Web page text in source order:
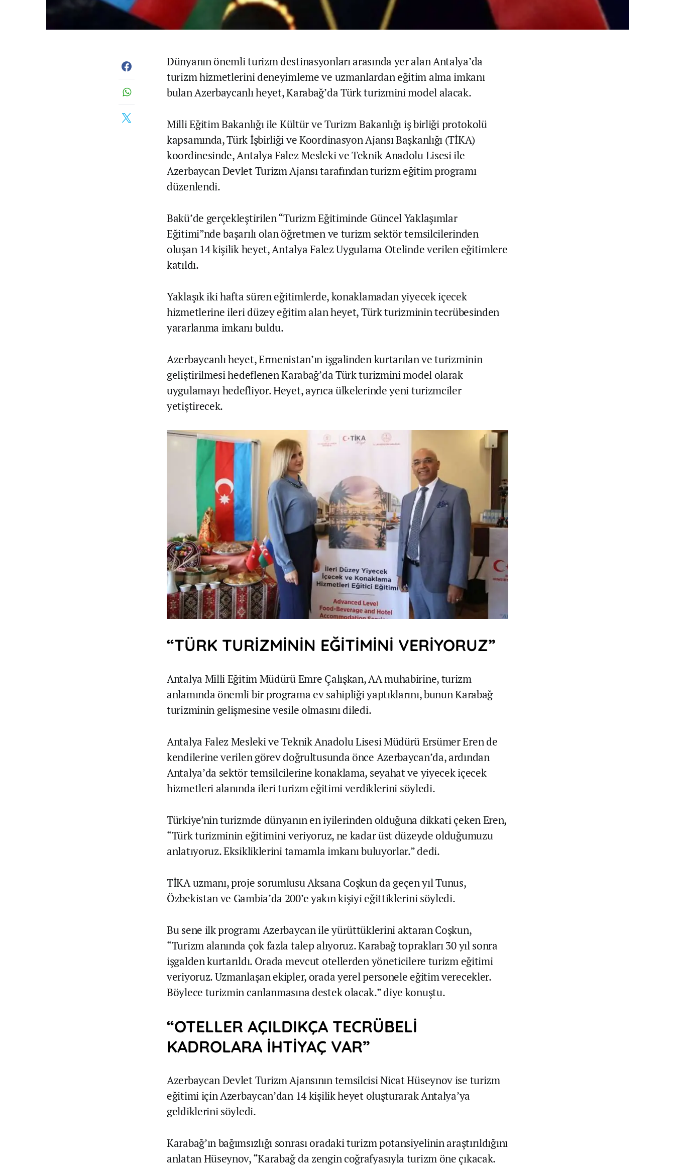
Dünyanın önemli turizm destinasyonları arasında yer alan Antalya’da
turizm hizmetlerini deneyimleme ve uzmanlardan eğitim alma imkanı
bulan Azerbaycanlı heyet, Karabağ’da Türk turizmini model alacak.
Milli Eğitim Bakanlığı ile Kültür ve Turizm Bakanlığı iş birliği protokolü
kapsamında, Türk İşbirliği ve Koordinasyon Ajansı Başkanlığı (TİKA)
koordinesinde, Antalya Falez Mesleki ve Teknik Anadolu Lisesi ile
Azerbaycan Devlet Turizm Ajansı tarafından turizm eğitim programı
düzenlendi.
Bakü’de gerçekleştirilen “Turizm Eğitiminde Güncel Yaklaşımlar
Eğitimi”nde başarılı olan öğretmen ve turizm sektör temsilcilerinden
oluşan 14 kişilik heyet, Antalya Falez Uygulama Otelinde verilen eğitimlere
katıldı.
Yaklaşık iki hafta süren eğitimlerde, konaklamadan yiyecek içecek
hizmetlerine ileri düzey eğitim alan heyet, Türk turizminin tecrübesinden
yararlanma imkanı buldu.
Azerbaycanlı heyet, Ermenistan’ın işgalinden kurtarılan ve turizminin
geliştirilmesi hedeflenen Karabağ’da Türk turizmini model olarak
uygulamayı hedefliyor. Heyet, ayrıca ülkelerinde yeni turizmciler
yetiştirecek.
“TÜRK TURİZMİNİN EĞİTİMİNİ VERİYORUZ”
Antalya Milli Eğitim Müdürü Emre Çalışkan, AA muhabirine, turizm
anlamında önemli bir programa ev sahipliği yaptıklarını, bunun Karabağ
turizminin gelişmesine vesile olmasını diledi.
Antalya Falez Mesleki ve Teknik Anadolu Lisesi Müdürü Ersümer Eren de
kendilerine verilen görev doğrultusunda önce Azerbaycan’da, ardından
Antalya’da sektör temsilcilerine konaklama, seyahat ve yiyecek içecek
hizmetleri alanında ileri turizm eğitimi verdiklerini söyledi.
Türkiye’nin turizmde dünyanın en iyilerinden olduğuna dikkati çeken Eren,
“Türk turizminin eğitimini veriyoruz, ne kadar üst düzeyde olduğumuzu
anlatıyoruz. Eksikliklerini tamamla imkanı buluyorlar.” dedi.
TİKA uzmanı, proje sorumlusu Aksana Coşkun da geçen yıl Tunus,
Özbekistan ve Gambia’da 200’e yakın kişiyi eğittiklerini söyledi.
Bu sene ilk programı Azerbaycan ile yürüttüklerini aktaran Coşkun,
“Turizm alanında çok fazla talep alıyoruz. Karabağ toprakları 30 yıl sonra
işgalden kurtarıldı. Orada mevcut otellerden yöneticilere turizm eğitimi
veriyoruz. Uzmanlaşan ekipler, orada yerel personele eğitim verecekler.
Böylece turizmin canlanmasına destek olacak.” diye konuştu.
“OTELLER AÇILDIKÇA TECRÜBELİ
KADROLARA İHTİYAÇ VAR”
Azerbaycan Devlet Turizm Ajansının temsilcisi Nicat Hüseynov ise turizm
eğitimi için Azerbaycan’dan 14 kişilik heyet oluşturarak Antalya’ya
geldiklerini söyledi.
Karabağ’ın bağımsızlığı sonrası oradaki turizm potansiyelinin araştırıldığını
anlatan Hüseynov, “Karabağ da zengin coğrafyasıyla turizm öne çıkacak.